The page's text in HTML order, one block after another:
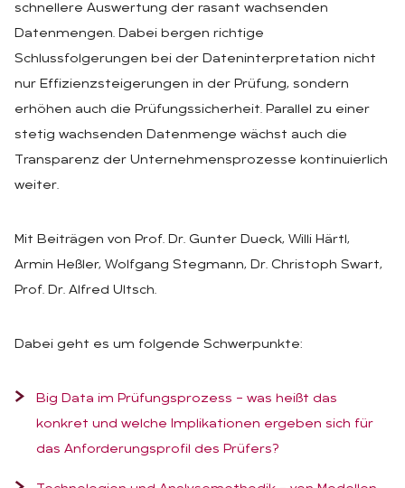
schnellere Auswertung der rasant wachsenden
Datenmengen. Dabei bergen richtige
Schlussfolgerungen bei der Dateninterpretation nicht
nur Effizienzsteigerungen in der Prüfung, sondern
erhöhen auch die Prüfungssicherheit. Parallel zu einer
stetig wachsenden Datenmenge wächst auch die
Transparenz der Unternehmensprozesse kontinuierlich
weiter.
Mit Beiträgen von Prof. Dr. Gunter Dueck, Willi Härtl,
Armin Heßler, Wolfgang Stegmann, Dr. Christoph Swart,
Prof. Dr. Alfred Ultsch.
Dabei geht es um folgende Schwerpunkte:
Big Data im Prüfungsprozess – was heißt das
konkret und welche Implikationen ergeben sich für
das Anforderungsprofil des Prüfers?